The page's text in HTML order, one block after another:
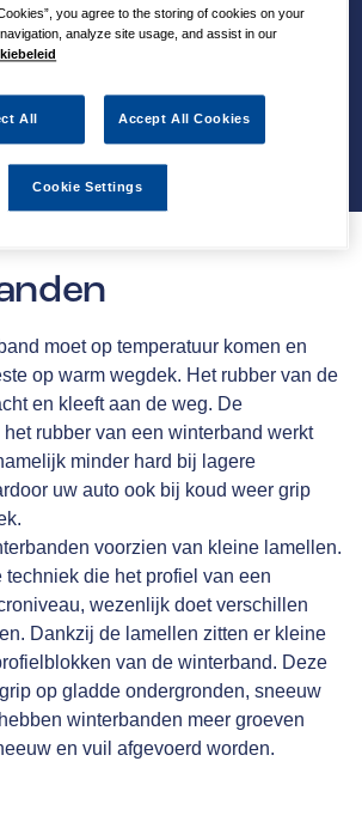
moet op temperatuur komen en
op warm wegdek. Het rubber van de
en kleeft aan de weg. De
rubber van een winterband werkt
minder hard bij lagere
uw auto ook bij koud weer grip
voorzien van kleine lamellen.
techniek die het profiel van een
wezenlijk doet verschillen
Dankzij de lamellen zitten er kleine
van de winterband. Deze
op gladde ondergronden, sneeuw
winterbanden meer groeven
en vuil afgevoerd worden.
you agree to the storing of cookies on your
analyze site usage, and assist in our
All Accept All Cookies
Cookie Settings